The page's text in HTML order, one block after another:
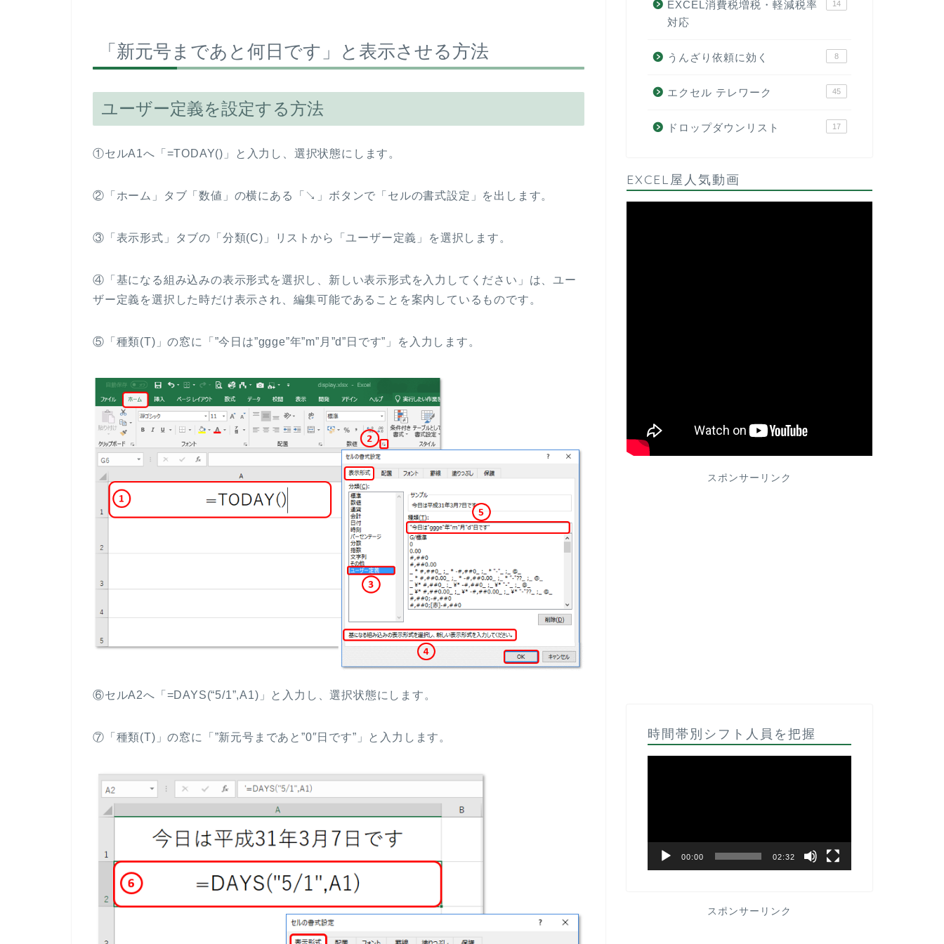
「新元号まであと何日です」と表示させる方法
ユーザー定義を設定する方法
①セルA1へ「=TODAY()」と入力し、選択状態にします。
②「ホーム」タブ「数値」の横にある「↘」ボタンで「セルの書式設定」を出します。
③「表示形式」タブの「分類(C)」リストから「ユーザー定義」を選択します。
④「基になる組み込みの表示形式を選択し、新しい表示形式を入力してください」は、ユー
ザー定義を選択した時だけ表示され、編集可能であることを案内しているものです。
⑤「種類(T)」の窓に「”今日は”ggge”年”m”月”d”日です”」を入力します。
⑥セルA2へ「=DAYS(“5/1”,A1)」と入力し、選択状態にします。
⑦「種類(T)」の窓に「”新元号まであと”0″日です”」と入力します。
EXCEL消費税増税・軽減税率
対応
14
うんざり依頼に効く 8
エクセル テレワーク 45
ドロップダウンリスト 17
EXCEL屋人気動画
スポンサーリンク
時間帯別シフト人員を把握
00:00 02:32
スポンサーリンク